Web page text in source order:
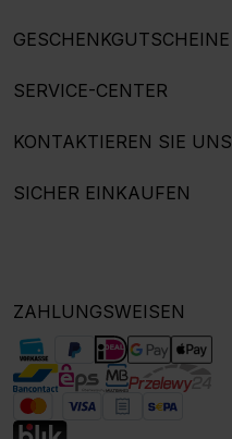
GESCHENKGUTSCHEINE
SERVICE-CENTER
KONTAKTIEREN SIE UNS
SICHER EINKAUFEN
ZAHLUNGSWEISEN